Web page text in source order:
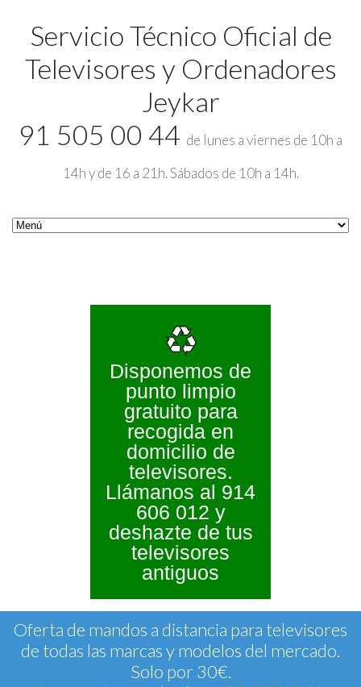
Servicio Técnico Oficial de
Televisores y Ordenadores
Jeykar
91 505 00 44 de lunes a viernes de 10h a
14h y de 16 a 21h. Sábados de 10h a 14h.
Disponemos de
punto limpio
gratuito para
recogida en
domicilio de
televisores.
Llámanos al 914
606 012 y
deshazte de tus
televisores
antiguos
Oferta de mandos a distancia para televisores
de todas las marcas y modelos del mercado.
Solo por 30€.